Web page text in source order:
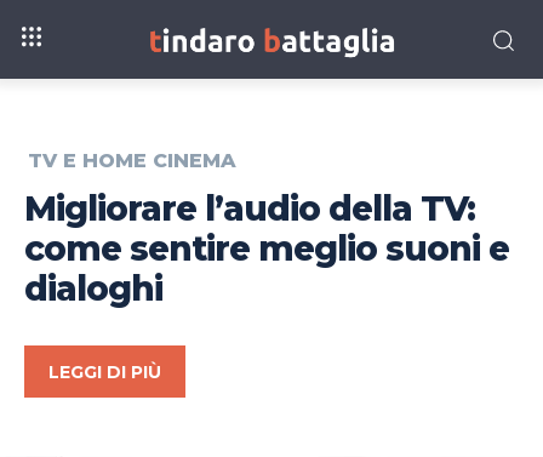
TV E HOME CINEMA
Migliorare l’audio della TV:
come sentire meglio suoni e
dialoghi
LEGGI DI PIÙ